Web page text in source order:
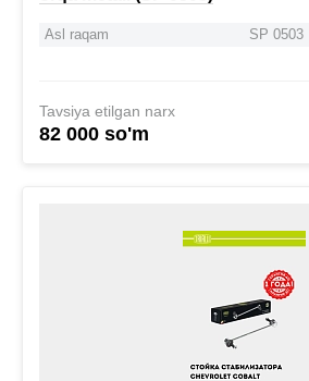
Asl raqam SP 0503
Tavsiya etilgan narx
82 000 so'm